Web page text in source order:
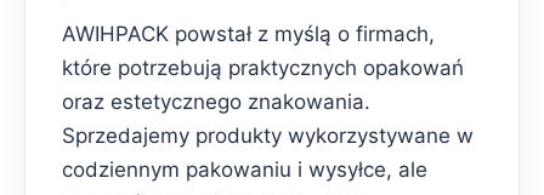
AWIHPACK powstał z myślą o firmach,
które potrzebują praktycznych opakowań
oraz estetycznego znakowania.
Sprzedajemy produkty wykorzystywane w
codziennym pakowaniu i wysyłce, ale